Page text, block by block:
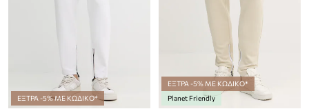
ΕΞΤΡΑ -5% ΜΕ ΚΩΔΙΚΟ*
ΕΞΤΡΑ -5% ΜΕ ΚΩΔΙΚΟ*
Planet Friendly